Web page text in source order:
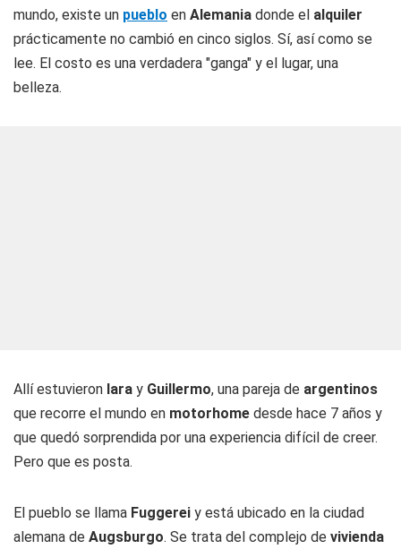
mundo, existe un pueblo en Alemania donde el alquiler
prácticamente no cambió en cinco siglos. Sí, así como se
lee. El costo es una verdadera "ganga" y el lugar, una
belleza.
Allí estuvieron Iara y Guillermo, una pareja de argentinos
que recorre el mundo en motorhome desde hace 7 años y
que quedó sorprendida por una experiencia difícil de creer.
Pero que es posta.
El pueblo se llama Fuggerei y está ubicado en la ciudad
alemana de Augsburgo. Se trata del complejo de vivienda